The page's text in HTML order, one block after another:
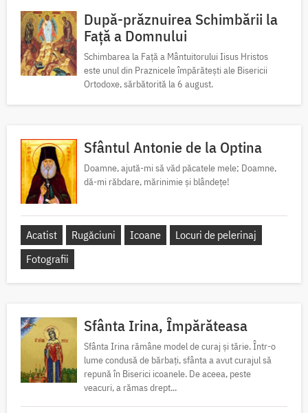
După-prăznuirea Schimbării la
Față a Domnului
Schimbarea la Față a Mântuitorului Iisus Hristos
este unul din Praznicele împărătești ale Bisericii
Ortodoxe, sărbătorită la 6 august.
Sfântul Antonie de la Optina
Doamne, ajută-mi să văd păcatele mele; Doamne,
dă-mi răbdare, mărinimie şi blândeţe!
Acatist Rugăciuni Icoane
Locuri de pelerinaj
Fotografii
Sfânta Irina, Împărăteasa
Sfânta Irina rămâne model de curaj și tărie. Într-o
lume condusă de bărbați, sfânta a avut curajul să
repună în Biserici icoanele. De aceea, peste
veacuri, a rămas drept...